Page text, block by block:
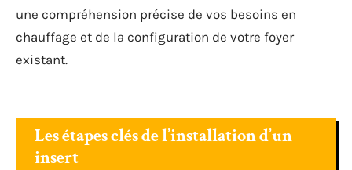
une compréhension précise de vos besoins en
chauffage et de la configuration de votre foyer
existant.
Les étapes clés de l’installation d’un
insert